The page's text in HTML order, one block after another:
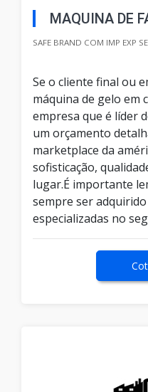
MAQUINA DE
SAFE BRAND COM IMP EXP
Se o cliente final ou
máquina de gelo em
empresa que é líder
um orçamento
marketplace da
sofisticação,
lugar.É importante
sempre ser
especializadas no